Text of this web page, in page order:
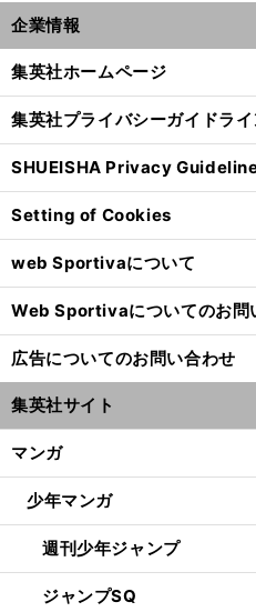
企業情報
集英社ホームページ
集英社プライバシーガイドライ
SHUEISHA Privacy
Setting of Cookies
web Sportivaについて
Web Sportivaについてのお問
広告についてのお問い合わせ
集英社サイト
マンガ
少年マンガ
週刊少年ジャンプ
ジャンプSQ